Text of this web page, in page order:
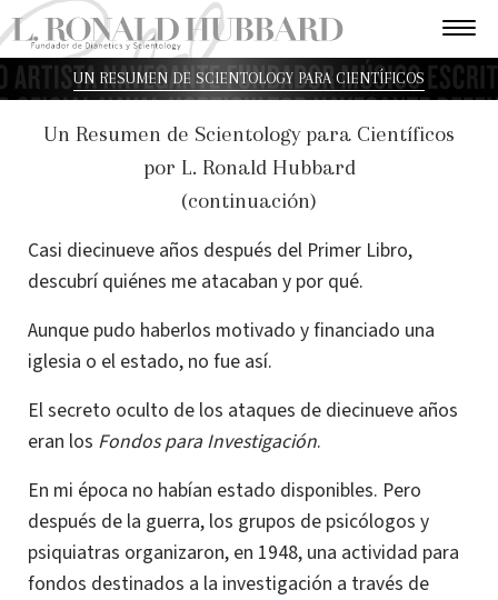
UN RESUMEN DE SCIENTOLOGY PARA CIENTÍFICOS
Un Resumen de Scientology para Científicos
por L. Ronald Hubbard
(continuación)
Casi diecinueve años después del Primer Libro,
descubrí quiénes me atacaban y por qué.
Aunque pudo haberlos motivado y financiado una
iglesia o el estado, no fue así.
El secreto oculto de los ataques de diecinueve años
eran los Fondos para Investigación.
En mi época no habían estado disponibles. Pero
después de la guerra, los grupos de psicólogos y
psiquiatras organizaron, en 1948, una actividad para
fondos destinados a la investigación a través de